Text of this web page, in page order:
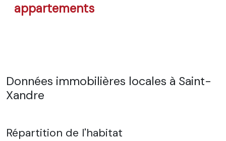
appartements
Données immobilières locales à Saint-
Xandre
Répartition de l'habitat